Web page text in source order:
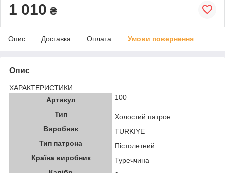
1 010 ₴
Опис Доставка Оплата Умови повернення
Опис
ХАРАКТЕРИСТИКИ
Артикул
100
Тип
Холостий патрон
Виробник
TURKIYE
Тип патрона
Пістолетний
Країна виробник
Туреччина